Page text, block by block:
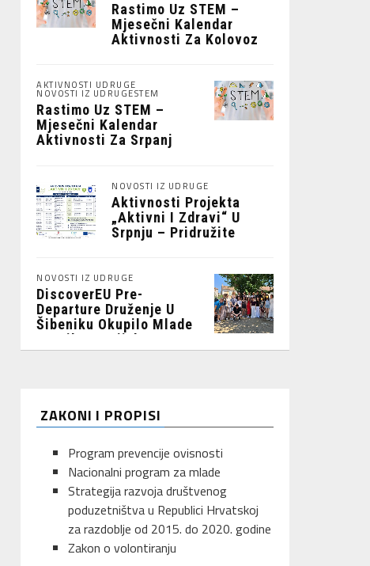
Rastimo Uz STEM –
Mjesečni Kalendar
Aktivnosti Za Kolovoz
AKTIVNOSTI UDRUGE
NOVOSTI IZ UDRUGESTEM
Rastimo Uz STEM –
Mjesečni Kalendar
Aktivnosti Za Srpanj
NOVOSTI IZ UDRUGE
Aktivnosti Projekta
„Aktivni I Zdravi“ U
Srpnju – Pridružite
NOVOSTI IZ UDRUGE
DiscoverEU Pre-
Departure Druženje U
Šibeniku Okupilo Mlade
Putnike Iz Cijele
Hrvatske
ZAKONI I PROPISI
Program prevencije ovisnosti
Nacionalni program za mlade
Strategija razvoja društvenog
poduzetništva u Republici Hrvatskoj
za razdoblje od 2015. do 2020. godine
Zakon o volontiranju